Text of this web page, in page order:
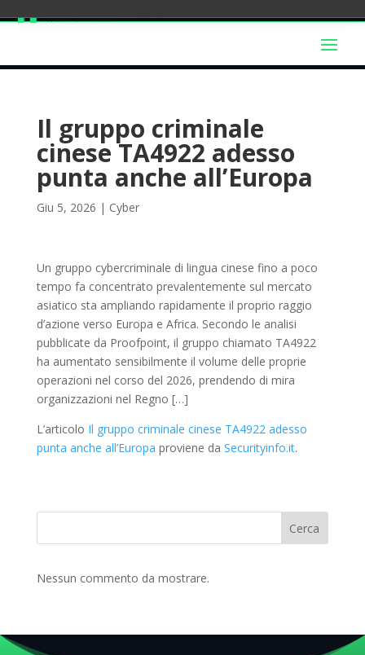
Il gruppo criminale
cinese TA4922 adesso
punta anche all’Europa
Giu 5, 2026 | Cyber
Un gruppo cybercriminale di lingua cinese fino a poco
tempo fa concentrato prevalentemente sul mercato
asiatico sta ampliando rapidamente il proprio raggio
d’azione verso Europa e Africa. Secondo le analisi
pubblicate da Proofpoint, il gruppo chiamato TA4922
ha aumentato sensibilmente il volume delle proprie
operazioni nel corso del 2026, prendendo di mira
organizzazioni nel Regno […]
L’articolo Il gruppo criminale cinese TA4922 adesso
punta anche all’Europa proviene da Securityinfo.it.
Cerca
Nessun commento da mostrare.